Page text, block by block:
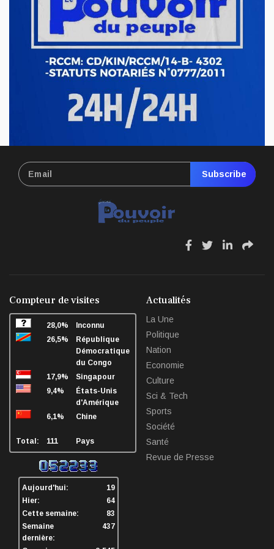
l’exploitation illégale de l’or à Mahagi
Avr 21, 2026
ECONOMIE & FINANCES
RDC : hausse du prix de carburant,
nouvelle pression sur le pouvoir d’achat
Subscribe
fa
fa
fa
fa
Compteur de visites
28,0%
Inconnu
26,5%
République
Démocratique
du Congo
17,9%
Singapour
9,4%
États-Unis
d'Amérique
6,1%
Chine
Total: 111 Pays
Aujourd'hui:
19
Hier:
64
Cette semaine:
83
Semaine
dernière:
437
Actualités
La Une
Politique
Nation
Economie
Culture
Sci & Tech
Sports
Société
Santé
Revue de Presse